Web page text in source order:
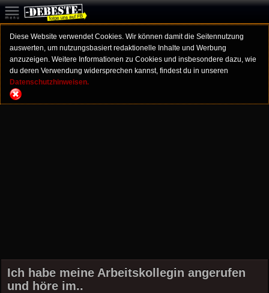
Diese Website verwendet Cookies. Wir können damit die Seitennutzung
auswerten, um nutzungsbasiert redaktionelle Inhalte und Werbung
anzuzeigen. Weitere Informationen zu Cookies und insbesondere dazu, wie
du deren Verwendung widersprechen kannst, findest du in unseren
Datenschutzhinweisen.
Ich habe meine Arbeitskollegin angerufen
und höre im..